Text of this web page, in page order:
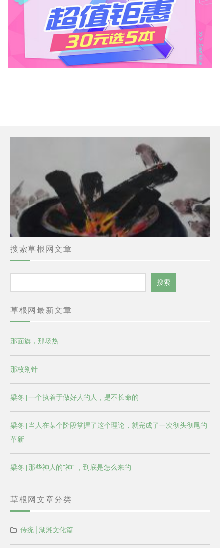
搜索草根网文章
索
搜索
草根网最新文章
那面旗，那场热
那枚别针
梁冬 | 一个执着于做好人的人，是不长命的
梁冬 | 当人在某个阶段掌握了这个理论，就完成了一次彻头彻尾的
革新
梁冬 | 那些神人的“神” ，到底是怎么来的
草根网文章分类
传统├湖湘文化篇